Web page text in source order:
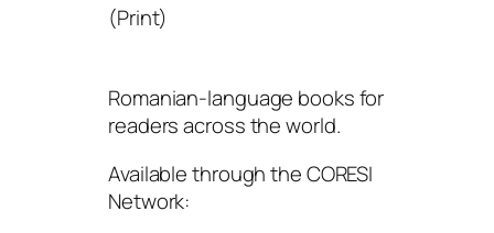
(Print)
Romanian-language books for
readers across the world.
Available through the CORESI
Network: